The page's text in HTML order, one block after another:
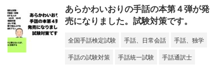
あらかわいおりの手話の本第４弾が発
売になりました。試験対策です。
全国手話検定試験 手話、日常会話
手話、独学
手話の試験対策
手話統一試験 手話通訳士